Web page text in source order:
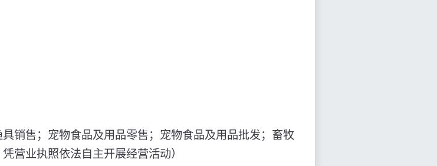
销售；宠物食品及用品零售；宠物食品及用品批发；畜牧
营业执照依法自主开展经营活动）